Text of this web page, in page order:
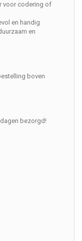
voor codering of
en handig
en
boven
bezorgd!